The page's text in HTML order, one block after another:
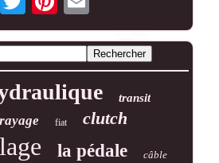
transit
fiat clutch
la pédale câble